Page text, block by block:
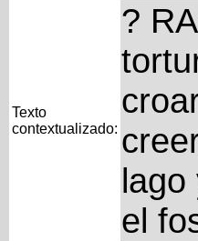
Texto
contextualizado:
?
lago
el